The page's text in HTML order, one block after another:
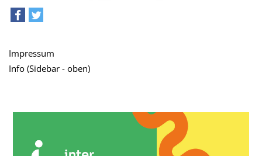
Impressum
Info (Sidebar - oben)